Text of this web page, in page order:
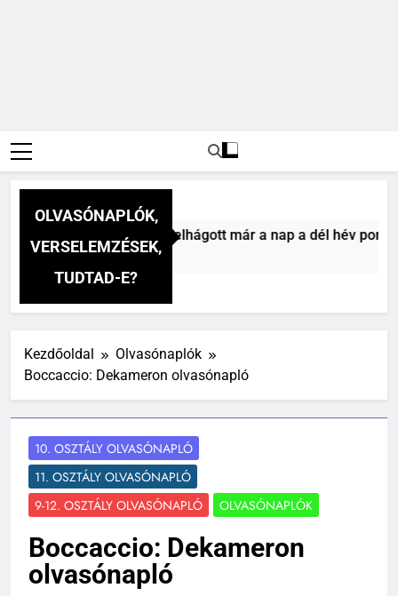
OLVASÓNAPLÓK,
VERSELEMZÉSEK,
TUDTAD-E?
Vitéz Mihály: A dél (Felhágott már a nap a dél hév pontjára,
Kezdőoldal
Olvasónaplók
Boccaccio: Dekameron olvasónapló
10. OSZTÁLY OLVASÓNAPLÓ
11. OSZTÁLY OLVASÓNAPLÓ
9-12. OSZTÁLY OLVASÓNAPLÓ
OLVASÓNAPLÓK
Boccaccio: Dekameron
olvasónapló